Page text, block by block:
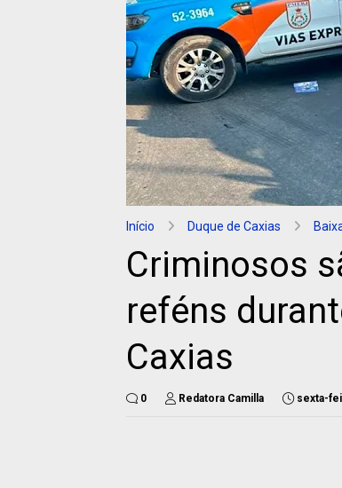
Início Duque de Caxias
Criminosos
reféns
Caxias
0 Redatora Camilla sexta-